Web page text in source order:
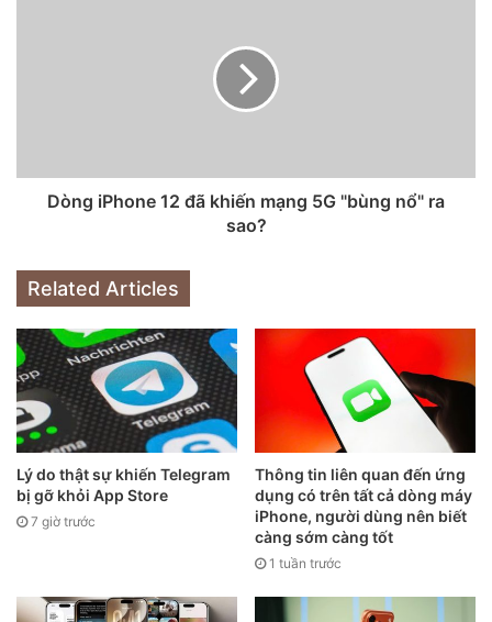
Mô tả điều này, Apple Lab đã tạo ra một bản concept
iPhone SE 2023 lạ mắt nhất từ trước đến nay. Sự kết hợp
giữa iPhone có camera sau đơn cùng logo “Táo cắn dở”
khiến người xem không khỏi cảm thấy hào hứng.
Trước đó, iPhone SE thế hệ đầu tiên trông giống hệt
(màn hình 4,7 inch), ruột iPhone 11 (chip A13 Bionic). Đối
hình giống iPhone 12 với các cạnh phẳng và viền benzel
siêu mỏng.
Dòng iPhone 12 đã khiến mạng 5G "bùng nổ" ra
sao?
Related Articles
Lý do thật sự khiến Telegram
bị gỡ khỏi App Store
7 giờ trước
Thông tin liên quan đến ứng
dụng có trên tất cả dòng máy
iPhone, người dùng nên biết
càng sớm càng tốt
1 tuần trước